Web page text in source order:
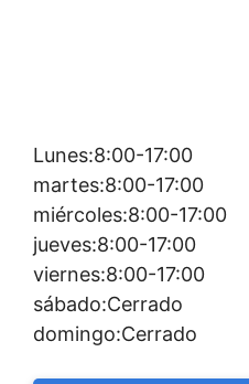
Lunes:8:00-17:00
martes:8:00-17:00
miércoles:8:00-17:00
jueves:8:00-17:00
viernes:8:00-17:00
sábado:Cerrado
domingo:Cerrado